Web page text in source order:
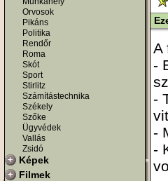
Orvosok
Pikáns
Politika
Rendőr
Roma
Skót
Sport
Stirlitz
Számítástechnika
Székely
Szőke
Ügyvédek
Vallás
Zsidó
Képek
Filmek
A
-
-
-
-